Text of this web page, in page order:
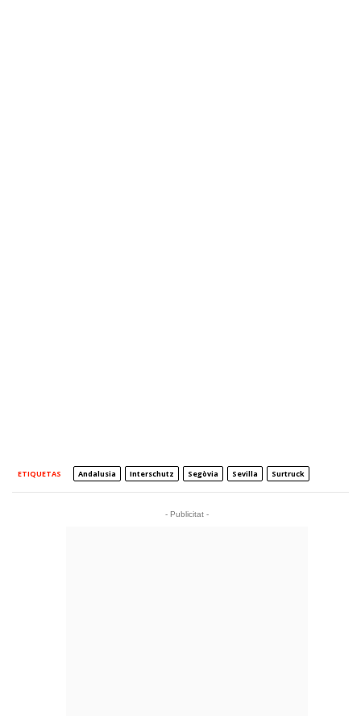
ETIQUETAS Andalusia Interschutz Segòvia Sevilla Surtruck
- Publicitat -